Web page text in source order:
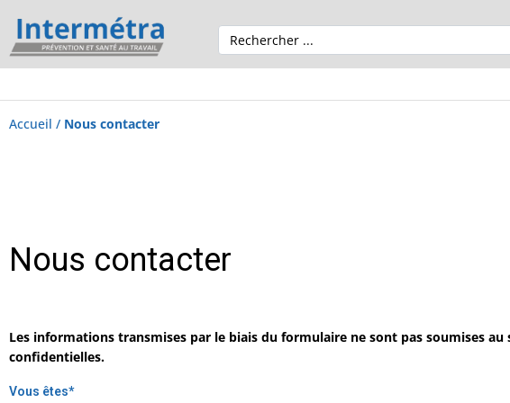
Accueil / Nous contacter
Nous contacter
Les informations transmises par le biais du formulaire ne sont pas soumises
confidentielles.
Vous êtes*